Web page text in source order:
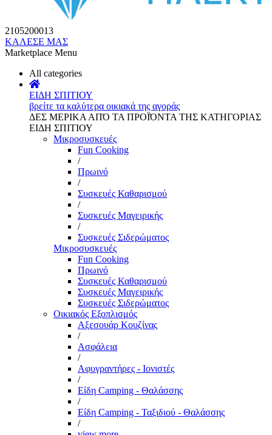
2105200013
ΚΑΛΕΣΕ ΜΑΣ
Marketplace Menu
All categories
ΕΙΔΗ ΣΠΙΤΙΟΥ
βρείτε τα καλύτερα οικιακά της αγοράς
ΔΕΣ ΜΕΡΙΚΑ ΑΠΌ ΤΑ ΠΡΟΪΌΝΤΑ ΤΗΣ ΚΑΤΗΓΟΡΙΑΣ
ΕΙΔΗ ΣΠΙΤΙΟΥ
Μικροσυσκευές
Fun Cooking
/
Πρωινό
/
Συσκευές Καθαρισμού
/
Συσκευές Μαγειρικής
/
Συσκευές Σιδερώματος
Μικροσυσκευές
Fun Cooking
Πρωινό
Συσκευές Καθαρισμού
Συσκευές Μαγειρικής
Συσκευές Σιδερώματος
Οικιακός Εξοπλισμός
Αξεσουάρ Κουζίνας
/
Ασφάλεια
/
Αφυγραντήρες - Ιονιστές
/
Είδη Camping - Θαλάσσης
/
Είδη Camping - Ταξιδιού - Θαλάσσης
/